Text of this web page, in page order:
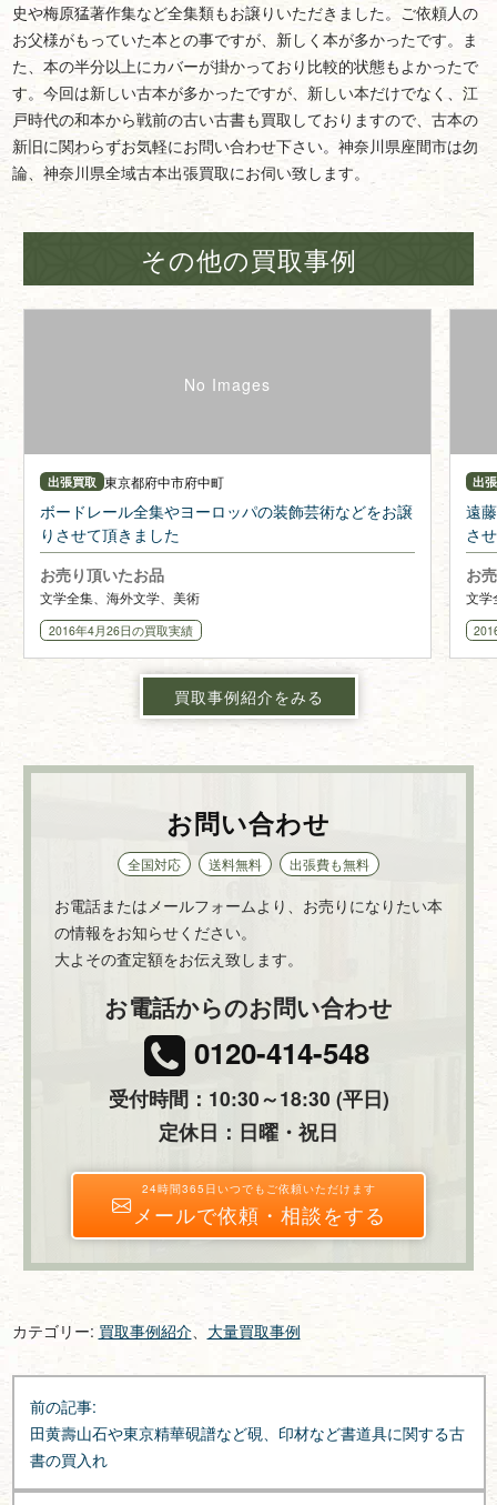
史や梅原猛著作集など全集類もお譲りいただきました。ご依頼人の
お父様がもっていた本との事ですが、新しく本が多かったです。ま
た、本の半分以上にカバーが掛かっており比較的状態もよかったで
す。今回は新しい古本が多かったですが、新しい本だけでなく、江
戸時代の和本から戦前の古い古書も買取しておりますので、古本の
新旧に関わらずお気軽にお問い合わせ下さい。神奈川県座間市は勿
論、神奈川県全域古本出張買取にお伺い致します。
その他の買取事例
出張買取 東京都府中市府中町
ボードレール全集やヨーロッパの装飾芸術などをお譲
りさせて頂きました
お売り頂いたお品
文学全集、海外文学、美術
2016年4月26日の買取実績
出
遠
さ
お
文学
買取事例紹介をみる
お問い合わせ
全国対応 送料無料 出張費も無料
お電話またはメールフォームより、お売りになりたい本
の情報をお知らせください。
大よその査定額をお伝え致します。
お電話からのお問い合わせ
0120-414-548
受付時間：10:30～18:30 (平日)
定休日：日曜・祝日
24時間365日いつでもご依頼いただけます
メールで依頼・相談をする
カテゴリー: 買取事例紹介、 大量買取事例
投
稿
ナ
ビ
前の記事:
田黄壽山石や東京精華硯譜など硯、印材など書道具に関する古
書の買入れ